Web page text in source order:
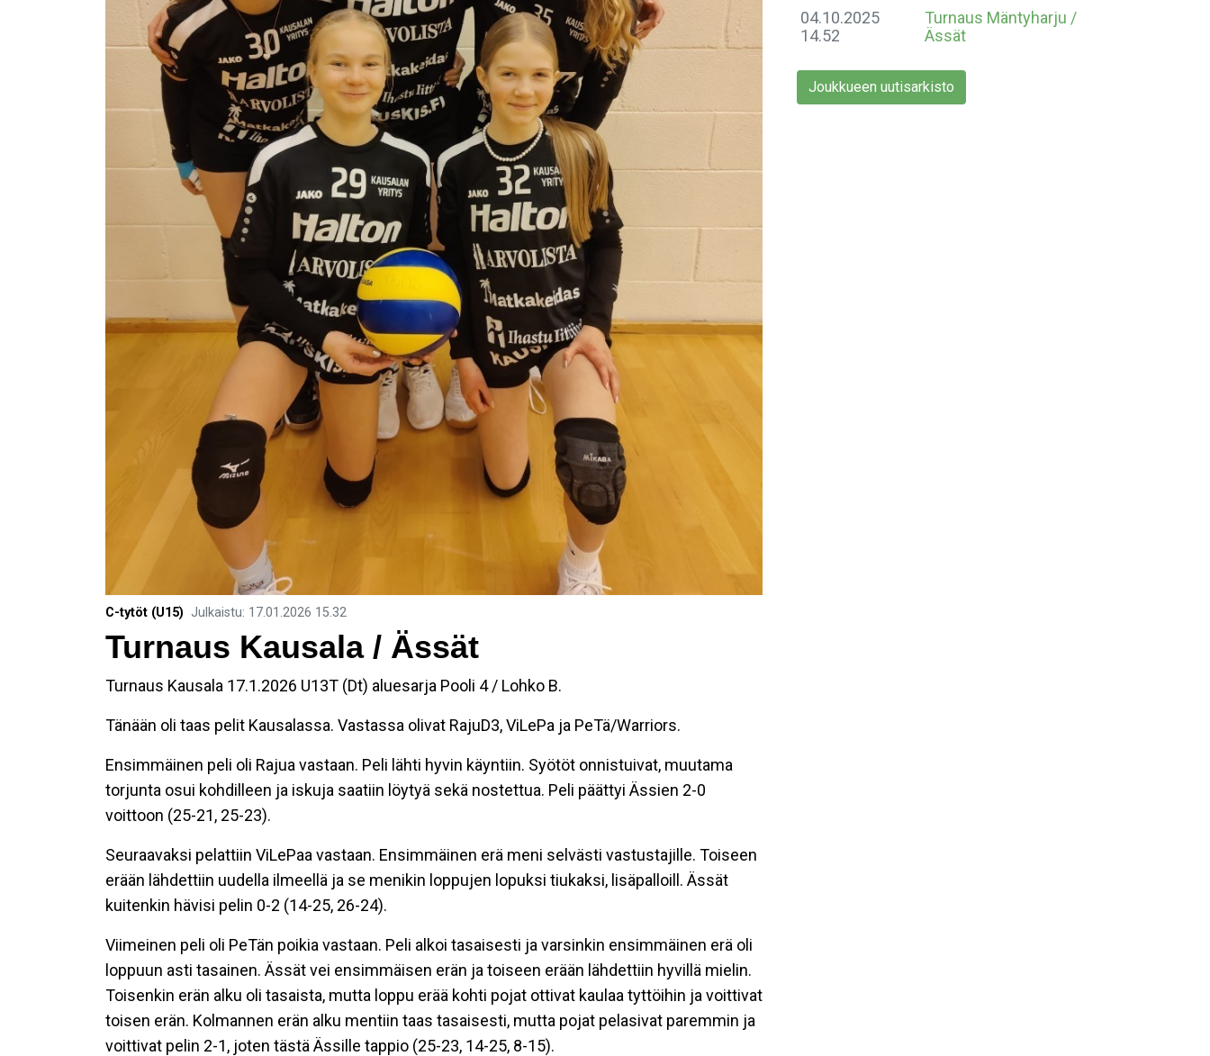
C-tytöt (U15) Julkaistu: 17.01.2026 15.32
Turnaus Kausala / Ässät
Turnaus Kausala 17.1.2026 U13T (Dt) aluesarja Pooli 4 / Lohko B.
Tänään oli taas pelit Kausalassa. Vastassa olivat RajuD3, ViLePa ja PeTä/Warriors.
Ensimmäinen peli oli Rajua vastaan. Peli lähti hyvin käyntiin. Syötöt onnistuivat, muutama
torjunta osui kohdilleen ja iskuja saatiin löytyä sekä nostettua. Peli päättyi Ässien 2-0
voittoon (25-21, 25-23).
Seuraavaksi pelattiin ViLePaa vastaan. Ensimmäinen erä meni selvästi vastustajille. Toiseen
erään lähdettiin uudella ilmeellä ja se menikin loppujen lopuksi tiukaksi, lisäpalloill. Ässät
kuitenkin hävisi pelin 0-2 (14-25, 26-24).
Viimeinen peli oli PeTän poikia vastaan. Peli alkoi tasaisesti ja varsinkin ensimmäinen erä oli
loppuun asti tasainen. Ässät vei ensimmäisen erän ja toiseen erään lähdettiin hyvillä mielin.
Toisenkin erän alku oli tasaista, mutta loppu erää kohti pojat ottivat kaulaa tyttöihin ja voittivat
toisen erän. Kolmannen erän alku mentiin taas tasaisesti, mutta pojat pelasivat paremmin ja
voittivat pelin 2-1, joten tästä Ässille tappio (25-23, 14-25, 8-15).
04.10.2025
14.52
Turnaus Mäntyharju /
Ässät
Joukkueen uutisarkisto